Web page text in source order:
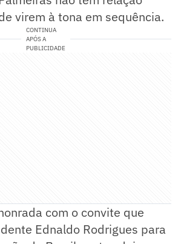
virem à tona em sequência.
CONTINUA
APÓS A
PUBLICIDADE
com o convite que
Ednaldo Rodrigues para